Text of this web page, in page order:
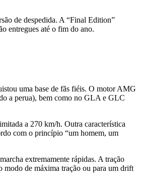
de despedida. A “Final Edition”
entregues até o fim do ano.
uma base de fãs fiéis. O motor AMG
a perua), bem como no GLA e GLC
a 270 km/h. Outra característica
com o princípio “um homem, um
extremamente rápidas. A tração
de máxima tração ou para um drift